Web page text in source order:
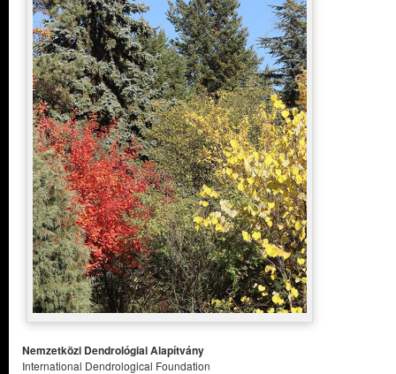
Nemzetközi Dendrológiai Alapítvány
International Dendrological Foundation